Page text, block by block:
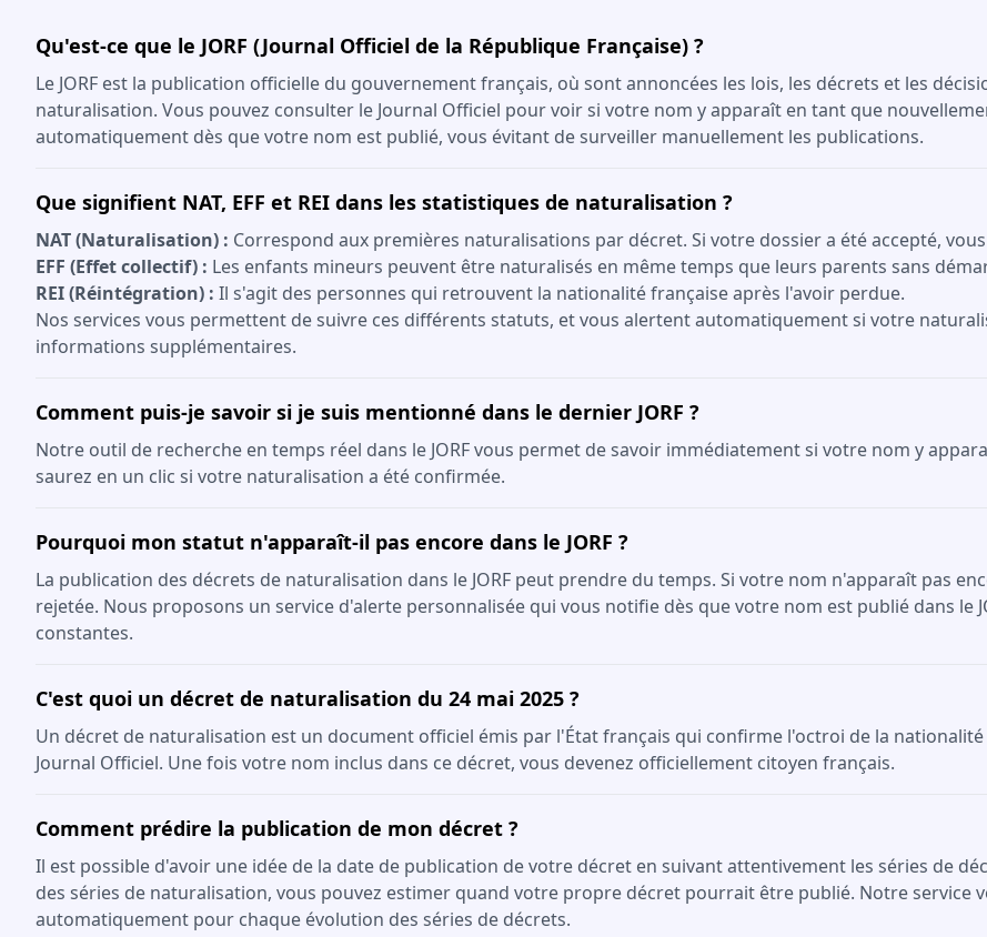
Qu'est-ce que le JORF (Journal Officiel de la République Française) ?
Le JORF est la publication officielle du gouvernement français, où sont annoncées les lois, les décrets et les
naturalisation. Vous pouvez consulter le Journal Officiel pour voir si votre nom y apparaît en tant que
automatiquement dès que votre nom est publié, vous évitant de surveiller manuellement les publications.
Que signifient NAT, EFF et REI dans les statistiques de naturalisation ?
NAT (Naturalisation) : Correspond aux premières naturalisations par décret. Si votre dossier a été accepté,
EFF (Effet collectif) : Les enfants mineurs peuvent être naturalisés en même temps que leurs parents sans
REI (Réintégration) : Il s'agit des personnes qui retrouvent la nationalité française après l'avoir perdue.
Nos services vous permettent de suivre ces différents statuts, et vous alertent automatiquement si votre
informations supplémentaires.
Comment puis-je savoir si je suis mentionné dans le dernier JORF ?
Notre outil de recherche en temps réel dans le JORF vous permet de savoir immédiatement si votre nom y
saurez en un clic si votre naturalisation a été confirmée.
Pourquoi mon statut n'apparaît-il pas encore dans le JORF ?
La publication des décrets de naturalisation dans le JORF peut prendre du temps. Si votre nom n'apparaît pas
rejetée. Nous proposons un service d'alerte personnalisée qui vous notifie dès que votre nom est publié dans le
constantes.
C'est quoi un décret de naturalisation du 24 mai 2025 ?
Un décret de naturalisation est un document officiel émis par l'État français qui confirme l'octroi de la
Journal Officiel. Une fois votre nom inclus dans ce décret, vous devenez officiellement citoyen français.
Comment prédire la publication de mon décret ?
Il est possible d'avoir une idée de la date de publication de votre décret en suivant attentivement les séries de
des séries de naturalisation, vous pouvez estimer quand votre propre décret pourrait être publié. Notre service
automatiquement pour chaque évolution des séries de décrets.